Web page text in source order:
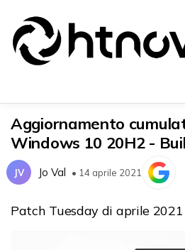
Aggiornamento
Windows 10 20H2 -
JV Jo Val • 14 aprile 2021
Patch Tuesday di aprile